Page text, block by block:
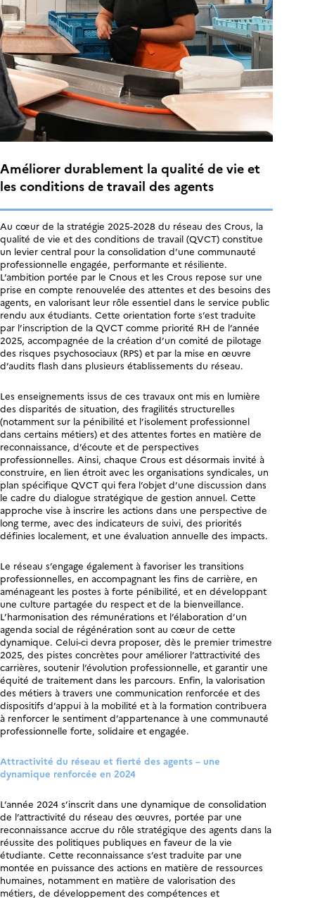
Améliorer durablement la qualité de vie et
les conditions de travail des agents
Au cœur de la stratégie 2025-2028 du réseau des Crous, la
qualité de vie et des conditions de travail (QVCT) constitue
un levier central pour la consolidation d’une communauté
professionnelle engagée, performante et résiliente.
L’ambition portée par le Cnous et les Crous repose sur une
prise en compte renouvelée des attentes et des besoins des
agents, en valorisant leur rôle essentiel dans le service public
rendu aux étudiants. Cette orientation forte s’est traduite
par l’inscription de la QVCT comme priorité RH de l’année
2025, accompagnée de la création d’un comité de pilotage
des risques psychosociaux (RPS) et par la mise en œuvre
d’audits flash dans plusieurs établissements du réseau.
Les enseignements issus de ces travaux ont mis en lumière
des disparités de situation, des fragilités structurelles
(notamment sur la pénibilité et l’isolement professionnel
dans certains métiers) et des attentes fortes en matière de
reconnaissance, d’écoute et de perspectives
professionnelles. Ainsi, chaque Crous est désormais invité à
construire, en lien étroit avec les organisations syndicales, un
plan spécifique QVCT qui fera l’objet d’une discussion dans
le cadre du dialogue stratégique de gestion annuel. Cette
approche vise à inscrire les actions dans une perspective de
long terme, avec des indicateurs de suivi, des priorités
définies localement, et une évaluation annuelle des impacts.
Le réseau s’engage également à favoriser les transitions
professionnelles, en accompagnant les fins de carrière, en
aménageant les postes à forte pénibilité, et en développant
une culture partagée du respect et de la bienveillance.
L’harmonisation des rémunérations et l’élaboration d’un
agenda social de régénération sont au cœur de cette
dynamique. Celui-ci devra proposer, dès le premier trimestre
2025, des pistes concrètes pour améliorer l’attractivité des
carrières, soutenir l’évolution professionnelle, et garantir une
équité de traitement dans les parcours. Enfin, la valorisation
des métiers à travers une communication renforcée et des
dispositifs d’appui à la mobilité et à la formation contribuera
à renforcer le sentiment d’appartenance à une communauté
professionnelle forte, solidaire et engagée.
Attractivité du réseau et fierté des agents – une
dynamique renforcée en 2024
L’année 2024 s’inscrit dans une dynamique de consolidation
de l’attractivité du réseau des œuvres, portée par une
reconnaissance accrue du rôle stratégique des agents dans la
réussite des politiques publiques en faveur de la vie
étudiante. Cette reconnaissance s’est traduite par une
montée en puissance des actions en matière de ressources
humaines, notamment en matière de valorisation des
métiers, de développement des compétences et